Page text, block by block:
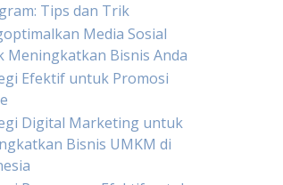
Tips dan Trik
Media Sosial
Meningkatkan Bisnis Anda
Efektif untuk Promosi
Digital Marketing untuk
Bisnis UMKM di